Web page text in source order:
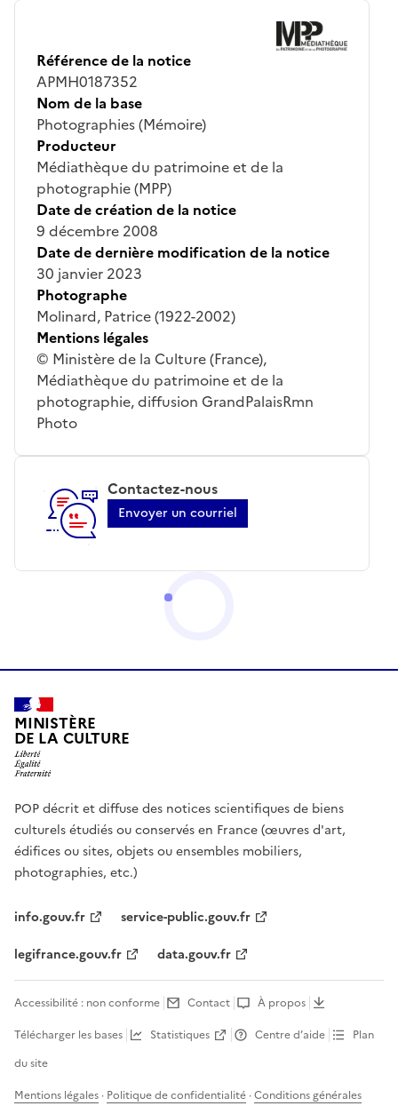
Référence de la notice
APMH0187352
Nom de la base
Photographies (Mémoire)
Producteur
Médiathèque du patrimoine et de la
photographie (MPP)
Date de création de la notice
9 décembre 2008
Date de dernière modification de la notice
30 janvier 2023
Photographe
Molinard, Patrice (1922-2002)
Mentions légales
© Ministère de la Culture (France),
Médiathèque du patrimoine et de la
photographie, diffusion GrandPalaisRmn
Photo
Contactez-nous
Envoyer un courriel
MINISTÈRE
DE LA CULTURE
POP décrit et diffuse des notices scientifiques de biens
culturels étudiés ou conservés en France (œuvres d'art,
édifices ou sites, objets ou ensembles mobiliers,
photographies, etc.)
info.gouv.fr
service-public.gouv.fr
legifrance.gouv.fr
data.gouv.fr
Accessibilité : non conforme Contact
À propos
Télécharger les bases
Statistiques Centre d’aide
Plan
du site
Mentions légales · Politique de confidentialité ·Conditions générales